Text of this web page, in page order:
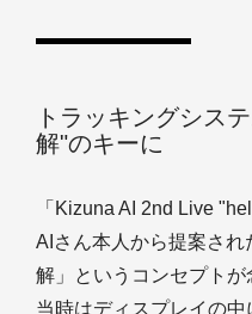
トラッキングシス
解"のキーに
「Kizuna AI 2nd Live
AIさん本人から提案さ
解」というコンセプト
当時はディスプレイの